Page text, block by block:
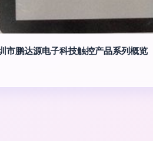
市鹏达源电子科技触控产品系列概览